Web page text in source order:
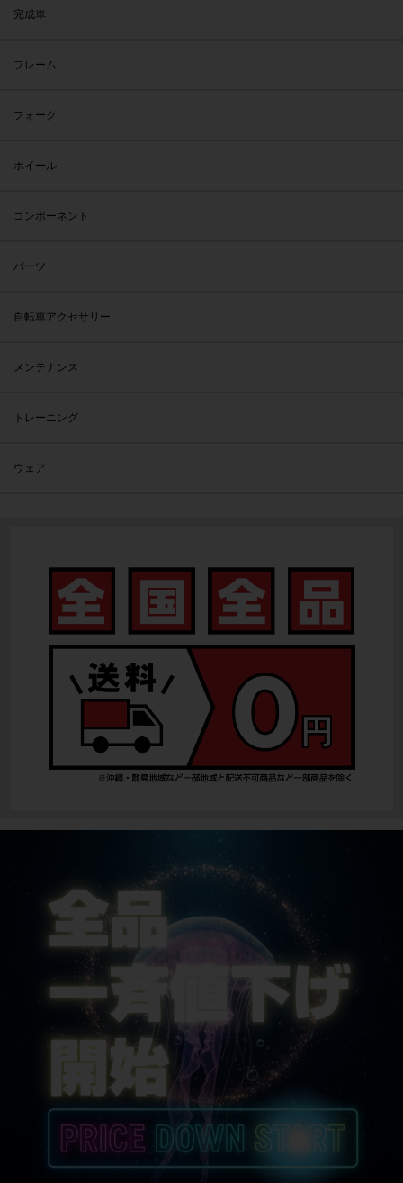
完成車
フレーム
フォーク
ホイール
コンポーネント
パーツ
自転車アクセサリー
メンテナンス
トレーニング
ウェア